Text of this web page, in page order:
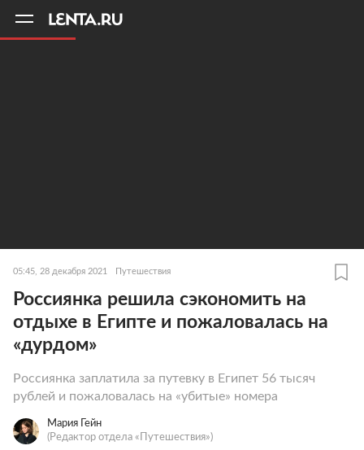
05:45, 28 декабря 2021 Путешествия
Россиянка решила сэкономить на
отдыхе в Египте и пожаловалась на
«дурдом»
Россиянка заплатила за путевку в Египет 56 тысяч
рублей и пожаловалась на «убитые» номера
Мария Гейн
(Редактор отдела «Путешествия»)